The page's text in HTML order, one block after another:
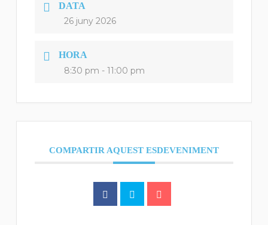
DATA
26 juny 2026
HORA
8:30 pm - 11:00 pm
COMPARTIR AQUEST ESDEVENIMENT